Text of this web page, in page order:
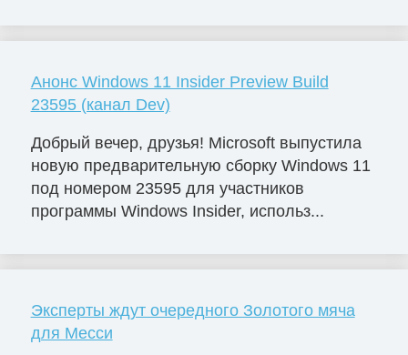
Анонс Windows 11 Insider Preview Build
23595 (канал Dev)
Добрый вечер, друзья! Microsoft выпустила
новую предварительную сборку Windows 11
под номером 23595 для участников
программы Windows Insider, использ...
Эксперты ждут очередного Золотого мяча
для Месси